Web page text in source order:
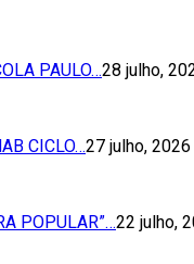
PAULO…28 julho,
CICLO…27 julho, 2026
POPULAR”…22 julho,